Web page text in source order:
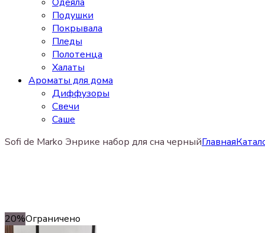
Подушки
Покрывала
Пледы
Полотенца
Халаты
Ароматы для дома
Диффузоры
Свечи
Cаше
Sofi de Marko Энрике набор для сна черныйГлавная
20%Ограничено